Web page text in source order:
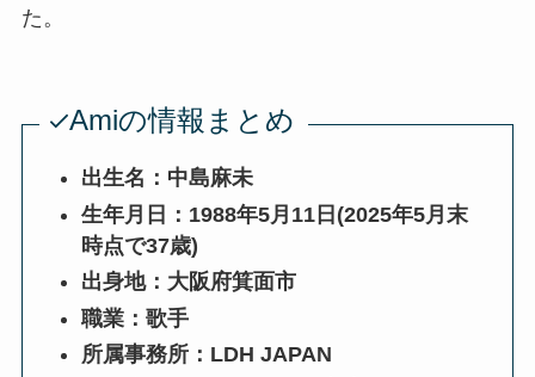
た。
Amiの情報まとめ
出生名：中島麻未
生年月日：1988年5月11日(2025年5月末
時点で37歳)
出身地：大阪府箕面市
職業：歌手
所属事務所：LDH JAPAN